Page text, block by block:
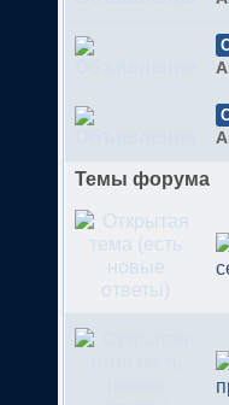
Темы форума